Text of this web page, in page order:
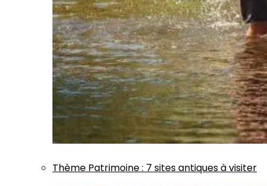
Thème Patrimoine: 7 sites antiques à visiter